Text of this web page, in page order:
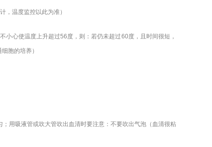
，温度监控以此为准）
小心使温度上升超过56度，则：若仍未超过60度，且时间很短，
胞的培养）
用吸液管或吹大管吹出血清时要注意：不要吹出气泡（血清很粘